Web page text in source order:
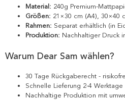
Material: 240g Premium-
Größen: 21×30 cm (A4), 30×40
Rahmen: Separat erhältlich (in
Produktion: Nachhaltiger Druck
Warum Dear Sam wählen?
30 Tage Rückgaberecht -
Schnelle Lieferung 2-4 Werktage
Nachhaltige Produktion mit